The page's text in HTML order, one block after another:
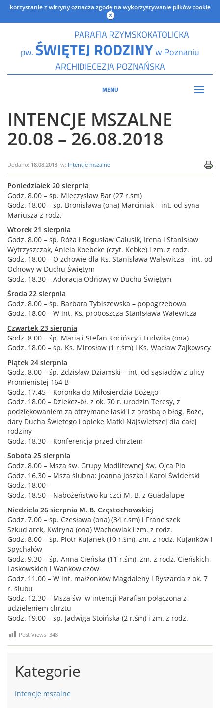
korzystanie z witryny oznacza zgodę na wykorzystywanie plików cookie
PARAFIA RZYMSKOKATOLICKA
pw. ŚWIĘTEJ RODZINYw Poznaniu
ARCHIDIECEZJA POZNAŃSKA
MENU
INTENCJE MSZALNE
20.08 – 26.08.2018
Dodano: 18.08.2018 w: Intencje mszalne
Poniedziałek 20 sierpnia
Godz. 8.00 – śp. Mieczysław Bar (27 r.śm)
Godz. 18.00 – śp. Bronisława (ona) Marciniak – int. od syna
Mariusza z rodz.
Wtorek 21 sierpnia
Godz. 8.00 – śp. Róża i Bogusław Galusik, Irena i Stanisław
Wytrzyszczak, Aniela Koebcke (czyt. Kebke) i zm. z rodz.
Godz. 18.00 – O zdrowie dla Ks. Stanisława Walewicza – int. od
Odnowy w Duchu Świętym
Godz. 18.30 – Adoracja Odnowy w Duchu Świętym
Środa 22 sierpnia
Godz. 8.00 – śp. Barbara Tybiszewska – popogrzebowa
Godz. 18.00 – W int. Ks. proboszcza Stanisława Walewicza
Czwartek 23 sierpnia
Godz. 8.00 – śp. Maria i Stefan Kocińscy i Ludwika (ona)
Godz. 18.00 – śp. Ks. Mirosław (1 r.śm) i Ks. Wacław Zajkowscy
Piątek 24 sierpnia
Godz. 8.00 – śp. Zdzisław Dziamski – int. od sąsiadów z ulicy
Promienistej 164 B
Godz. 17.45 – Koronka do Miłosierdzia Bożego
Godz. 18.00 – Dziekcz-bł. z ok. 70 r. urodzin Teresy, z
podziękowaniem za otrzymane łaski i z prośbą o błog. Boże,
dary Ducha Świętego i opiekę Matki Najświętszej dla całej
rodziny
Godz. 18.30 – Konferencja przed chrztem
Sobota 25 sierpnia
Godz. 8.00 – Msza św. Grupy Modlitewnej św. Ojca Pio
Godz. 16.30 – Msza ślubna: Joanna Joszko i Karol Świderski
Godz. 18.00 –
Godz. 18.50 – Nabożeństwo ku czci M. B. z Guadalupe
Niedziela 26 sierpnia M. B. Częstochowskiej
Godz. 7.00 – śp. Czesława (ona) (34 r.śm) i Franciszek
Szkudlarek, Kwiryna (ona) Wachowiak i zm. z rodz.
Godz. 8.00 – śp. Piotr Kujanek (10 r.śm), zm. z rodz. Kujanków i
Spychałów
Godz. 9.30 – śp. Anna Cieńska (11 r.śm), zm. z rodz. Cieńskich,
Laskowskich i Wańkowiczów
Godz. 11.00 – W int. małżonków Magdaleny i Ryszarda z ok. 7
r. ślubu
Godz. 12.30 – Msza św. w intencji Parafian połączona z
udzieleniem chrztu
Godz. 19.00 – śp. Jadwiga Stoińska (2 r.śm) i zm. z rodz.
Post Views: 348
Kategorie
Intencje mszalne